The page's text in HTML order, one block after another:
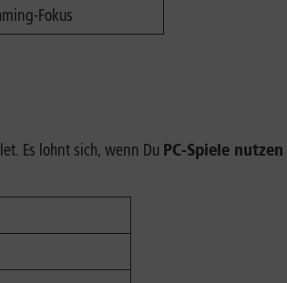
Fokus
Es lohnt sich, wenn Du PC-Spiele nutzen